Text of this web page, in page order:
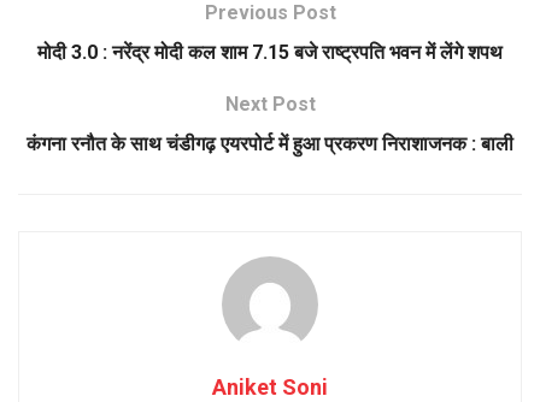
Previous Post
मोदी 3.0 : नरेंद्र मोदी कल शाम 7.15 बजे राष्ट्रपति भवन में लेंगे शपथ
Next Post
कंगना रनौत के साथ चंडीगढ़ एयरपोर्ट में हुआ प्रकरण निराशाजनक : बाली
Aniket Soni